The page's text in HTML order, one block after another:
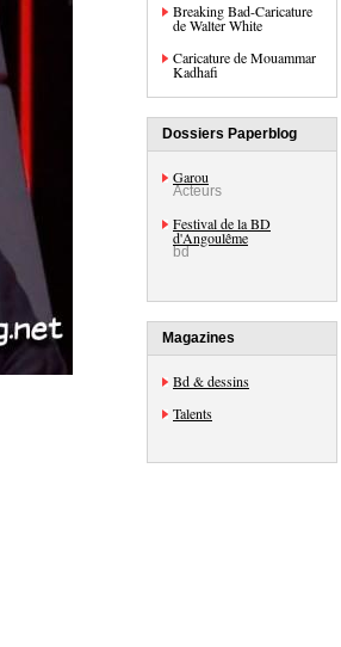
Breaking Bad-Caricature
de Walter White
Caricature de Mouammar
Kadhafi
Dossiers Paperblog
Garou
Acteurs
Festival de la BD
d'Angoulême
bd
Magazines
Bd & dessins
Talents